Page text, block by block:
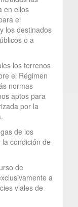
en ellos
el
los destinados
o a
los terrenos
el Régimen
normas
aptos para
por la
de los
condición de
de
a
viales de